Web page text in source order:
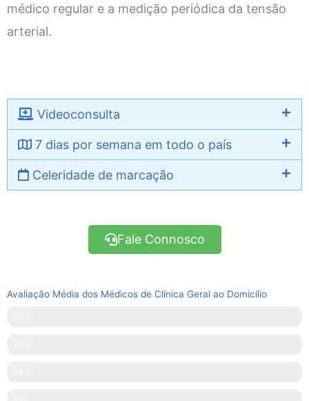
médico regular e a medição periódica da tensão
arterial.
Videoconsulta
7 dias por semana em todo o país
Celeridade de marcação
Fale Connosco
Avaliação Média dos Médicos de Clínica Geral ao Domicílio